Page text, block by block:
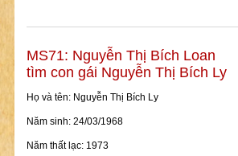
MS71: Nguyễn Thị Bích Loan
tìm con gái Nguyễn Thị Bích Ly
Họ và tên: Nguyễn Thị Bích Ly
Năm sinh: 24/03/1968
Năm thất lạc: 1973